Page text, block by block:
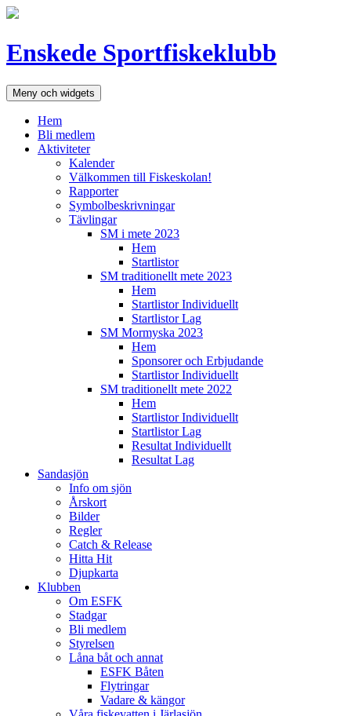
Hoppa
Enskede Sportfiskeklubb
Meny och widgets
Hem
Bli medlem
Aktiviteter
Kalender
Välkommen till Fiskeskolan!
Rapporter
Symbolbeskrivningar
Tävlingar
SM i mete 2023
Hem
Startlistor
SM traditionellt mete 2023
Hem
Startlistor Individuellt
Startlistor Lag
SM Mormyska 2023
Hem
Sponsorer och Erbjudande
Startlistor Individuellt
SM traditionellt mete 2022
Hem
Startlistor Individuellt
Startlistor Lag
Resultat Individuellt
Resultat Lag
Sandasjön
Info om sjön
Årskort
Bilder
Regler
Catch & Release
Hitta Hit
Djupkarta
Klubben
Om ESFK
Stadgar
Bli medlem
Styrelsen
Låna båt och annat
ESFK Båten
Flytringar
Vadare & kängor